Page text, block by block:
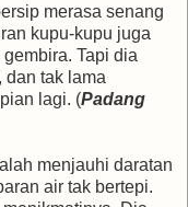
merasa senang
kupu-kupu juga
Tapi dia
dan tak lama
lagi. (Padang
menjauhi daratan
air tak bertepi.